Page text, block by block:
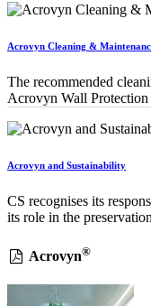
Acrovyn Cleaning &
The recommended
Acrovyn Wall Protection
Acrovyn and Sustainability
CS recognises its
its role in the
Acrovyn®